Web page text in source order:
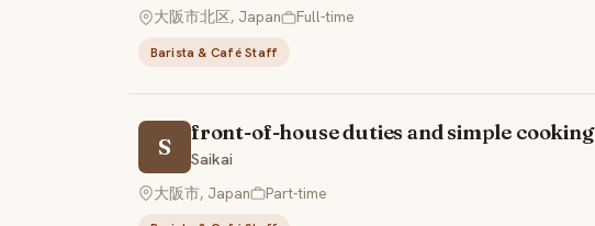
大阪市北区, Japan
Full-time
Barista & Café Staff
S
front-of-house duties and simple cooking
Saikai
大阪市, Japan
Part-time